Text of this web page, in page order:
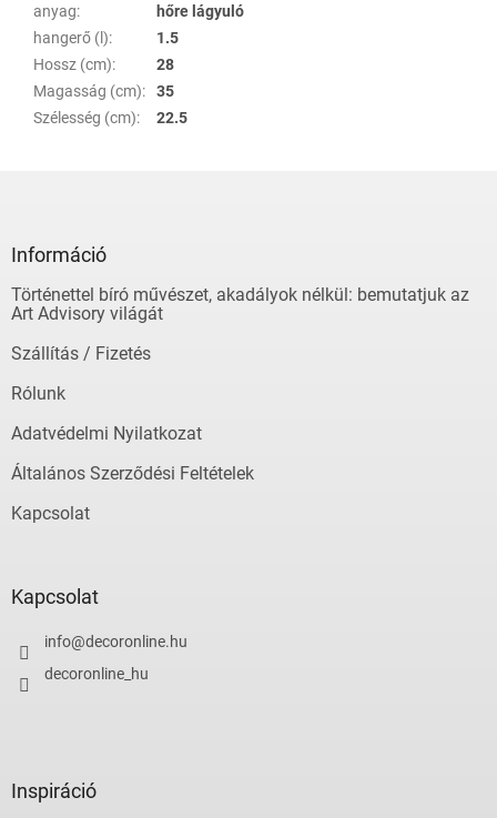
anyag:
hőre lágyuló
hangerő (l):
1.5
Hossz (cm):
28
Magasság (cm):
35
Szélesség (cm): 22.5
Információ
Történettel bíró művészet, akadályok nélkül: bemutatjuk az
Art Advisory világát
Szállítás / Fizetés
Rólunk
Adatvédelmi Nyilatkozat
Általános Szerződési Feltételek
Kapcsolat
Kapcsolat
info@decoronline.hu
decoronline_hu
Inspiráció